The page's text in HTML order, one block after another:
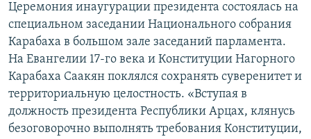
Церемония инаугурации президента состоялась на
специальном заседании Национального собрания
Карабаха в большом зале заседаний парламента.
На Евангелии 17-го века и Конституции Нагорного
Карабаха Саакян поклялся сохранять суверенитет и
территориальную целостность. «Вступая в
должность президента Республики Арцах, клянусь
безоговорочно выполнять требования Конституции,